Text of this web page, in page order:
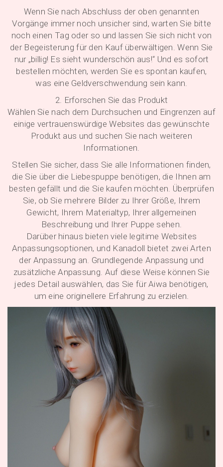
Wenn Sie nach Abschluss der oben genannten
Vorgänge immer noch unsicher sind, warten Sie bitte
noch einen Tag oder so und lassen Sie sich nicht von
der Begeisterung für den Kauf überwältigen. Wenn Sie
nur „billig! Es sieht wunderschön aus!“ Und es sofort
bestellen möchten, werden Sie es spontan kaufen,
was eine Geldverschwendung sein kann.
2. Erforschen Sie das Produkt
Wählen Sie nach dem Durchsuchen und Eingrenzen auf
einige vertrauenswürdige Websites das gewünschte
Produkt aus und suchen Sie nach weiteren
Informationen.
Stellen Sie sicher, dass Sie alle Informationen finden,
die Sie über die Liebespuppe benötigen, die Ihnen am
besten gefällt und die Sie kaufen möchten. Überprüfen
Sie, ob Sie mehrere Bilder zu Ihrer Größe, Ihrem
Gewicht, Ihrem Materialtyp, Ihrer allgemeinen
Beschreibung und Ihrer Puppe sehen.
Darüber hinaus bieten viele legitime Websites
Anpassungsoptionen, und Kanadoll bietet zwei Arten
der Anpassung an. Grundlegende Anpassung und
zusätzliche Anpassung. Auf diese Weise können Sie
jedes Detail auswählen, das Sie für Aiwa benötigen,
um eine originellere Erfahrung zu erzielen.